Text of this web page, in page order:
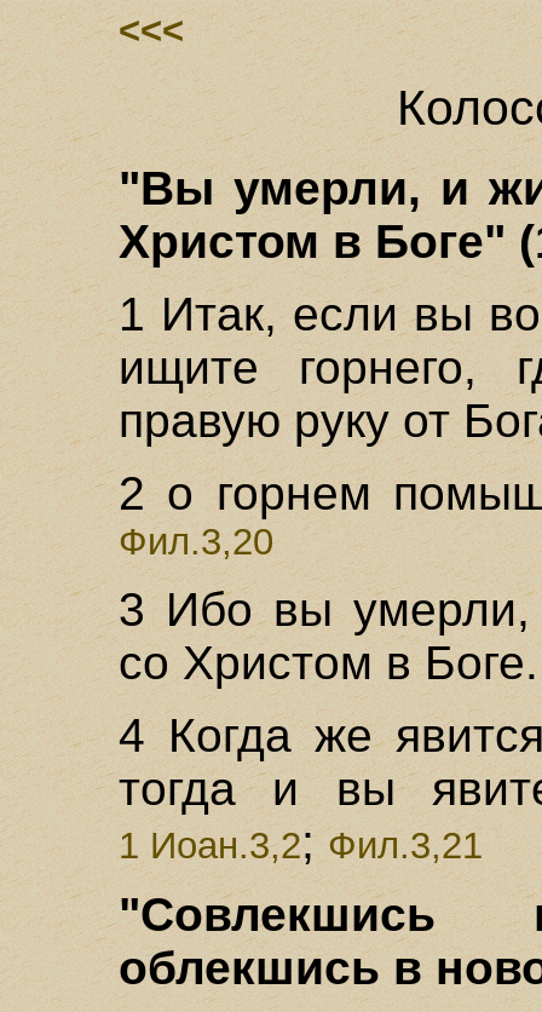
<<<
"Вы умерли, и
Христом в Боге"
1 Итак, если вы
ищите горнего,
правую руку от
2 о горнем
Фил.3,20
3 Ибо вы умерли,
со Христом в Боге.
4 Когда же
тогда и вы
1 Иоан.3,2; Фил.3,21
"Совлекшись
облекшись в